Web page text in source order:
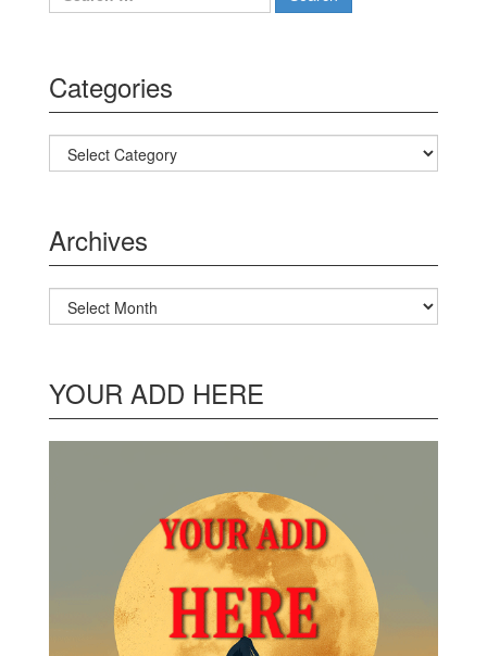
Categories
Categories
Archives
Archives
YOUR ADD HERE